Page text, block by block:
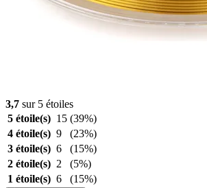
3,7 sur 5 étoiles
5 étoile(s) 15 (39%)
4 étoile(s) 9
(23%)
3 étoile(s) 6
(15%)
2 étoile(s) 2
(5%)
1 étoile(s) 6 (15%)